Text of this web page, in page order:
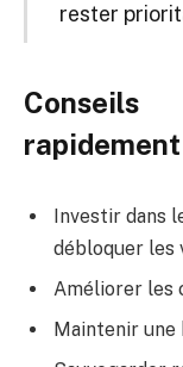
rester
rapidement
Investir dans
débloquer les
Améliorer les
Maintenir une